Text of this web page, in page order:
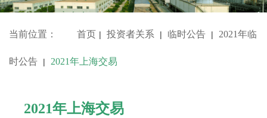
当前位置： 首页 | 投资者关系 | 临时公告 | 2021年临
时公告 | 2021年上海交易
2021年上海交易